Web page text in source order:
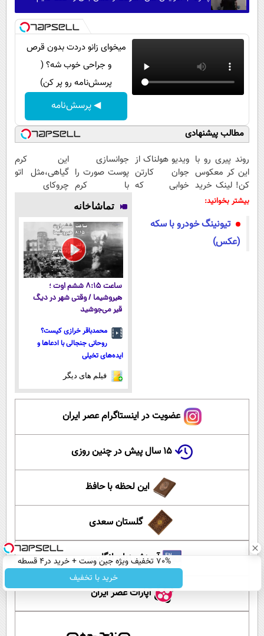
میخوای زانو دردت بدون قرص
و جراحی خوب شه؟ (
پرسش‌نامه رو پر کن)
◀ پرسش‌نامه
مطالب پیشنهادی
روند پیری رو با
این کر معکوس
کن! لینک خرید
محصول
ویدیو هولناک از
جوان کارتن
خوابی که
جوانسازی
پوست صورت را
با کرم
ضدچروک
آلمانی تجربه
کنید!
این کرم
گیاهی،مثل اتو
چروکای
بیشتر بخوانید:
تیونینگ خودرو با سکه
(عکس)
تماشاخانه
ساعت ۸:۱۵ ششم اوت ؛
هیروشیما / وقتی شهر در دیگ
قیر می‌جوشید
محمدباقر خرازی کیست؟
روحانی جنجالی با ادعاها و
ایده‌های تخیلی
فیلم های دیگر
عضویت در اینستاگرام عصر ایران
۱۵ سال پیش در چنین روزی
این لحظه با حافظ
گلستان سعدی
آموزش زبان انگلیسی
آپارات عصر ایران
70% تخفیف ویژه جین وست + خرید در4 قسطه
خرید با تخفیف